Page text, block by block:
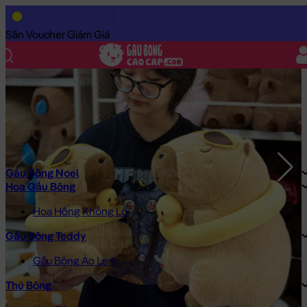
Săn Voucher Giảm Giá
Gấu Bông Noel
Hoa Gấu Bông
Hoa Hồng Khổng Lồ
Gấu Bông Teddy
Gấu Bông Áo Len
Thú Bông
Trang Chủ